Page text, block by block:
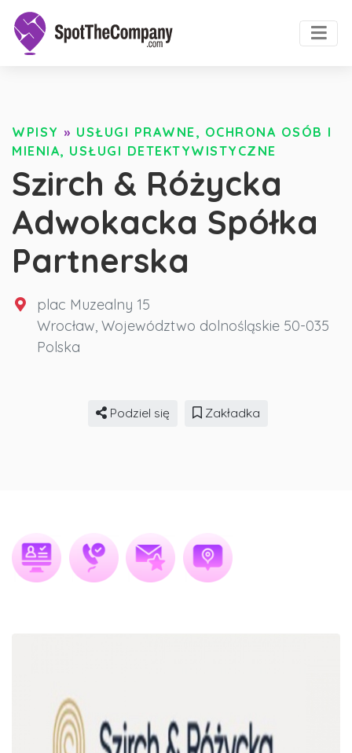
WPISY » USŁUGI PRAWNE, OCHRONA OSÓB I
MIENIA, USŁUGI DETEKTYWISTYCZNE
Szirch & Różycka
Adwokacka Spółka
Partnerska
plac Muzealny 15
Wrocław, Województwo dolnośląskie 50-035
Polska
Podziel się Zakładka